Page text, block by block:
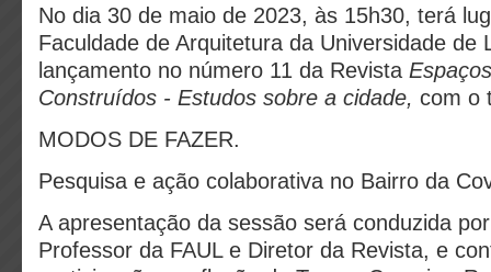
No dia 30 de maio de 2023, às 15h30, terá
Faculdade de Arquitetura da Universidade de
lançamento no número 11 da Revista
Construídos - Estudos sobre a cidade, com o
MODOS DE FAZER.
Pesquisa e ação colaborativa no Bairro da
A apresentação da sessão será conduzida
Professor da FAUL e Diretor da Revista, e